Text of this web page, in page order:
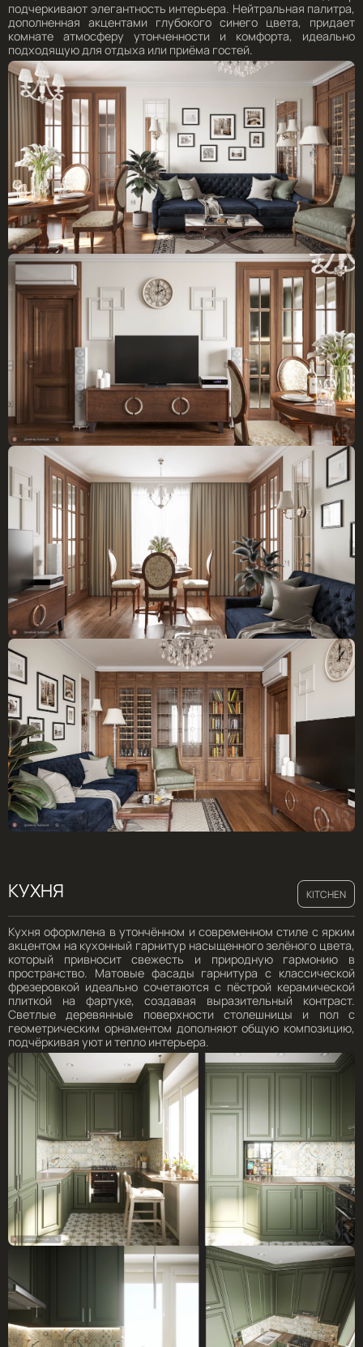
подчеркивают элегантность интерьера. Нейтральная палитра,
дополненная акцентами глубокого синего цвета, придает
комнате атмосферу утонченности и комфорта, идеально
подходящую для отдыха или приёма гостей.
КУХНЯ KITCHEN
Кухня оформлена в утончённом и современном стиле с ярким
акцентом на кухонный гарнитур насыщенного зелёного цвета,
который привносит свежесть и природную гармонию в
пространство. Матовые фасады гарнитура с классической
фрезеровкой идеально сочетаются с пёстрой керамической
плиткой на фартуке, создавая выразительный контраст.
Светлые деревянные поверхности столешницы и пол с
геометрическим орнаментом дополняют общую композицию,
подчёркивая уют и тепло интерьера.